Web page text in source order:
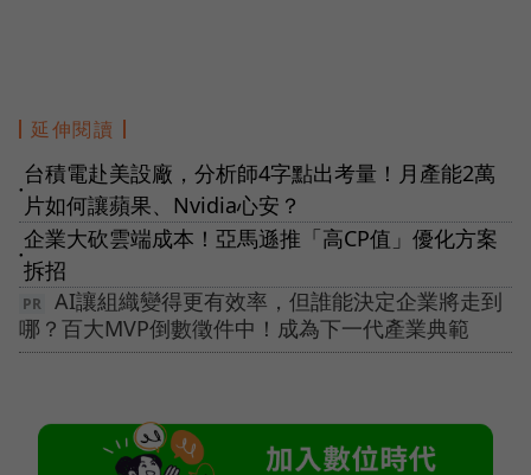
延伸閱讀
●
台積電赴美設廠，分析師4字點出考量！月產能2萬
片如何讓蘋果、Nvidia心安？
●
企業大砍雲端成本！亞馬遜推「高CP值」優化方案
拆招
AI讓組織變得更有效率，但誰能決定企業將走到
哪？百大MVP倒數徵件中！成為下一代產業典範